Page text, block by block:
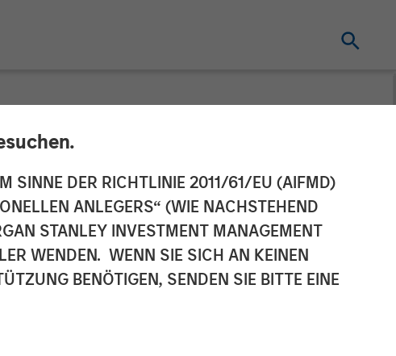
SINNE DER RICHTLINIE 2011/61/EU (AIFMD)
ANLEGERS“ (WIE NACHSTEHEND
STANLEY INVESTMENT MANAGEMENT
WENDEN. WENN SIE SICH AN KEINEN
BENÖTIGEN, SENDEN SIE BITTE EINE
Tops